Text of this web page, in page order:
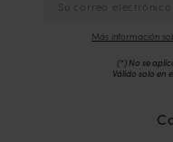
Más información
(*) No se
Válido solo en